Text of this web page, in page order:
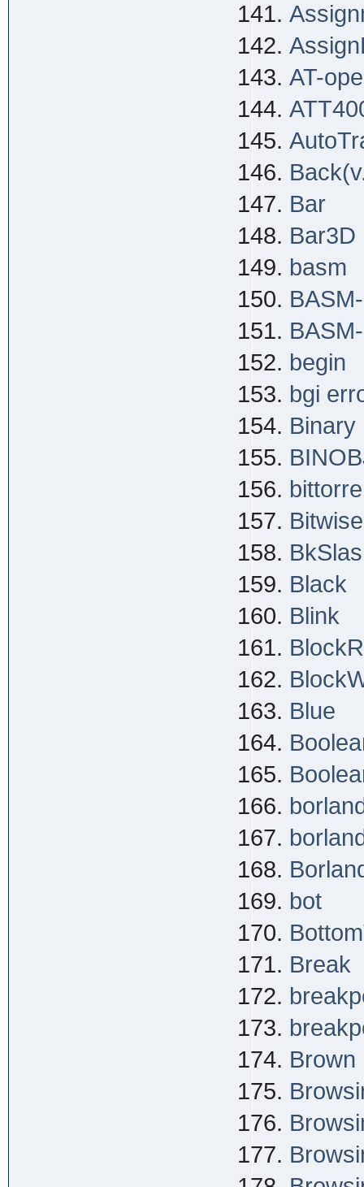
AT-
Bar
Bar3D
basm
begin
bgi
Binary
Black
Blink
Blue
bot
Break
Brown